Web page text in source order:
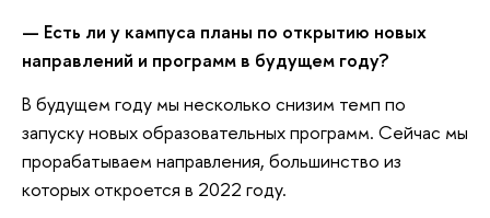
— Есть ли у кампуса планы по открытию новых
направлений и программ в будущем году?
В будущем году мы несколько снизим темп по
запуску новых образовательных программ. Сейчас мы
прорабатываем направления, большинство из
которых откроется в 2022 году.